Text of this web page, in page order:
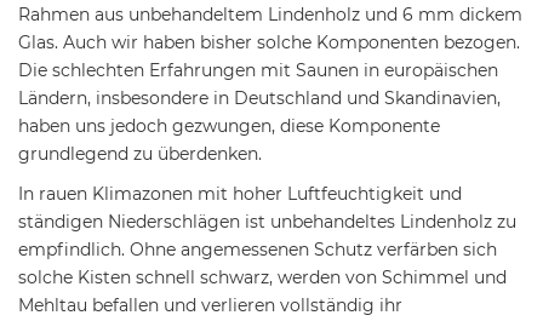
Rahmen aus unbehandeltem Lindenholz und 6 mm dickem
Glas. Auch wir haben bisher solche Komponenten bezogen.
Die schlechten Erfahrungen mit Saunen in europäischen
Ländern, insbesondere in Deutschland und Skandinavien,
haben uns jedoch gezwungen, diese Komponente
grundlegend zu überdenken.
In rauen Klimazonen mit hoher Luftfeuchtigkeit und
ständigen Niederschlägen ist unbehandeltes Lindenholz zu
empfindlich. Ohne angemessenen Schutz verfärben sich
solche Kisten schnell schwarz, werden von Schimmel und
Mehltau befallen und verlieren vollständig ihr